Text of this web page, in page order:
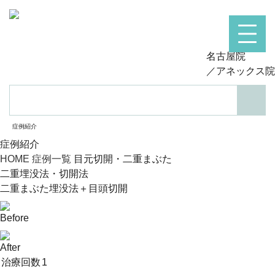
症例紹介
名古屋院
／アネックス院
症例紹介
HOME 症例一覧 目元切開・二重まぶた
二重埋没法・切開法
二重まぶた埋没法＋目頭切開
Before
After
治療回数 1